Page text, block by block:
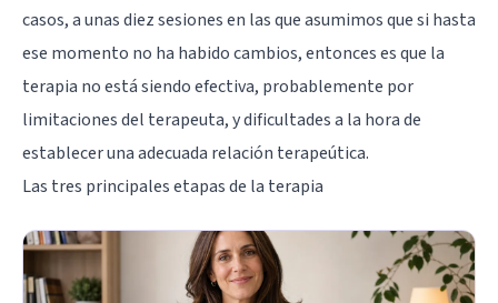
casos, a unas diez sesiones en las que asumimos que si hasta
ese momento no ha habido cambios, entonces es que la
terapia no está siendo efectiva, probablemente por
limitaciones del terapeuta, y dificultades a la hora de
establecer una adecuada relación terapeútica.
Las tres principales etapas de la terapia